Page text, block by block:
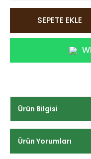
SEPETE EKLE
Ürün Bilgisi
Ürün Yorumları